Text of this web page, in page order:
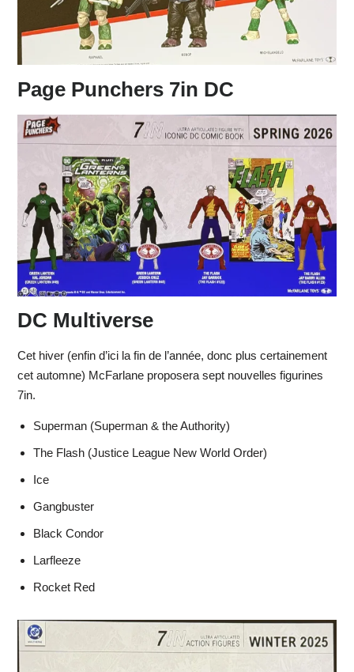
Page Punchers 7in DC
DC Multiverse
Cet hiver (enfin d’ici la fin de l’année, donc plus certainement
cet automne) McFarlane proposera sept nouvelles figurines
7in.
Superman (Superman & the Authority)
The Flash (Justice League New World Order)
Ice
Gangbuster
Black Condor
Larfleeze
Rocket Red